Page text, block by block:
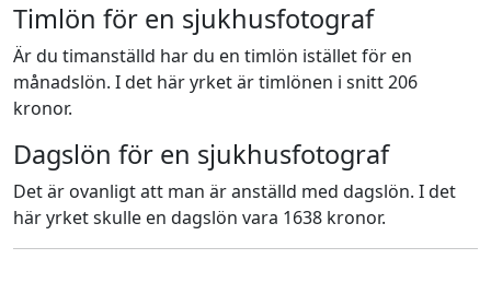
Timlön för en sjukhusfotograf
Är du timanställd har du en timlön istället för en
månadslön. I det här yrket är timlönen i snitt 206
kronor.
Dagslön för en sjukhusfotograf
Det är ovanligt att man är anställd med dagslön. I det
här yrket skulle en dagslön vara 1638 kronor.